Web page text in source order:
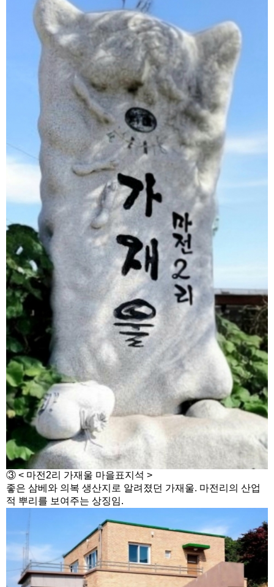
③ < 마전2리 가재울 마을표지석 >
좋은 삼베와 의복 생산지로 알려졌던 가재울. 마전리의 산업
적 뿌리를 보여주는 상징임.